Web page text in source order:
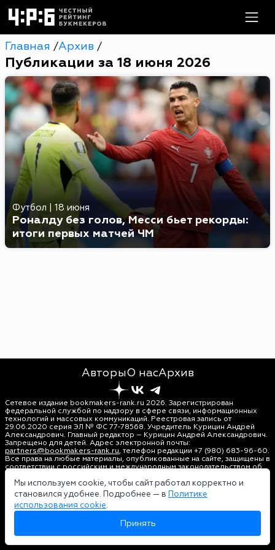
Мы используем cookie, чтобы сайт работал корректно и
становился удобнее. Подробнее — в Политике
использования cookie.
Принять
Главная /Архив /
Публикации за 18 июня 2026
Футбол 18 июня
Роналду без голов, Месси бьет рекорды:
итоги первых матчей ЧМ
АвторыО насАрхив
Сетевое издание bookmakers-rank.ru 2026. Зарегистрирован
федеральной службой по надзору в сфере связи, информационных
технологий и массовых коммуникаций. Реестровая запись от
29.06.2020 серия ЭЛ № ФС 77-78568. Учредитель Курицин Андрей
Александрович. Главный редактор – Курицин Андрей Александрович.
Запрещено для детей. Адрес электронной почты:
partners@bookmakers-rank.ru, телефон редакции +7 (980) 683-96-60.
Все права на любые материалы, опубликованные на сайте, защищены в
соответствии с российским и международным законодательством об
фото, аудио и видеоматериалов возможно только с согласия
правообладателя (bookmakers-rank.ru). Персональные данные (ФЗ
152). При полном или частичном использовании материалов
bookmakers-rank.ru активная индексируемая гиперссылка на
исходный материал обязательна. Оригинал текста:
|
Политика использования cookie